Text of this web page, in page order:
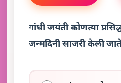
गांधी जयंती कोणत्या
जन्मदिनी साजरी केली